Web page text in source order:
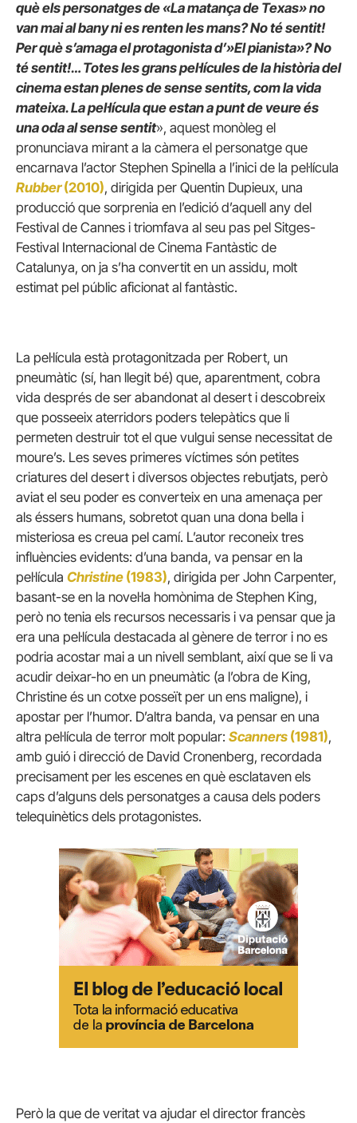
què els personatges de «La matança de Texas» no
van mai al bany ni es renten les mans? No té sentit!
Per què s’amaga el protagonista d’»El pianista»? No
té sentit!… Totes les grans pel·lícules de la història del
cinema estan plenes de sense sentits, com la vida
mateixa. La pel·lícula que estan a punt de veure és
una oda al sense sentit», aquest monòleg el
pronunciava mirant a la càmera el personatge que
encarnava l’actor Stephen Spinella a l’inici de la pel·lícula
Rubber(2010), dirigida per Quentin Dupieux, una
producció que sorprenia en l’edició d’aquell any del
Festival de Cannes i triomfava al seu pas pel Sitges-
Festival Internacional de Cinema Fantàstic de
Catalunya, on ja s’ha convertit en un assidu, molt
estimat pel públic aficionat al fantàstic.
La pel·lícula està protagonitzada per Robert, un
pneumàtic (sí, han llegit bé) que, aparentment, cobra
vida després de ser abandonat al desert i descobreix
que posseeix aterridors poders telepàtics que li
permeten destruir tot el que vulgui sense necessitat de
moure’s. Les seves primeres víctimes són petites
criatures del desert i diversos objectes rebutjats, però
aviat el seu poder es converteix en una amenaça per
als éssers humans, sobretot quan una dona bella i
misteriosa es creua pel camí. L’autor reconeix tres
influències evidents: d’una banda, va pensar en la
pel·lícula Christine (1983), dirigida per John Carpenter,
basant-se en la novel·la homònima de Stephen King,
però no tenia els recursos necessaris i va pensar que ja
era una pel·lícula destacada al gènere de terror i no es
podria acostar mai a un nivell semblant, així que se li va
acudir deixar-ho en un pneumàtic (a l’obra de King,
Christine és un cotxe posseït per un ens maligne), i
apostar per l’humor. D’altra banda, va pensar en una
altra pel·lícula de terror molt popular: Scanners (1981),
amb guió i direcció de David Cronenberg, recordada
precisament per les escenes en què esclataven els
caps d’alguns dels personatges a causa dels poders
telequinètics dels protagonistes.
Però la que de veritat va ajudar el director francès